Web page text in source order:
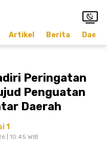
Artikel Berita
Peringatan
Penguatan
Daerah
1
| 10.45 WIB